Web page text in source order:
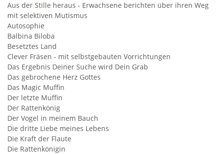
Aus der Stille heraus - Erwachsene berichten über ihren Weg
mit selektiven Mutismus
Autosophie
Balbina Biloba
Besetztes Land
Clever Fräsen - mit selbstgebauten Vorrichtungen
Das Ergebnis Deiner Suche wird Dein Grab
Das gebrochene Herz Gottes
Das Magic Muffin
Der letzte Muffin
Der Rattenkönig
Der Vogel in meinem Bauch
Die dritte Liebe meines Lebens
Die Kraft der Flaute
Die Rattenkönigin